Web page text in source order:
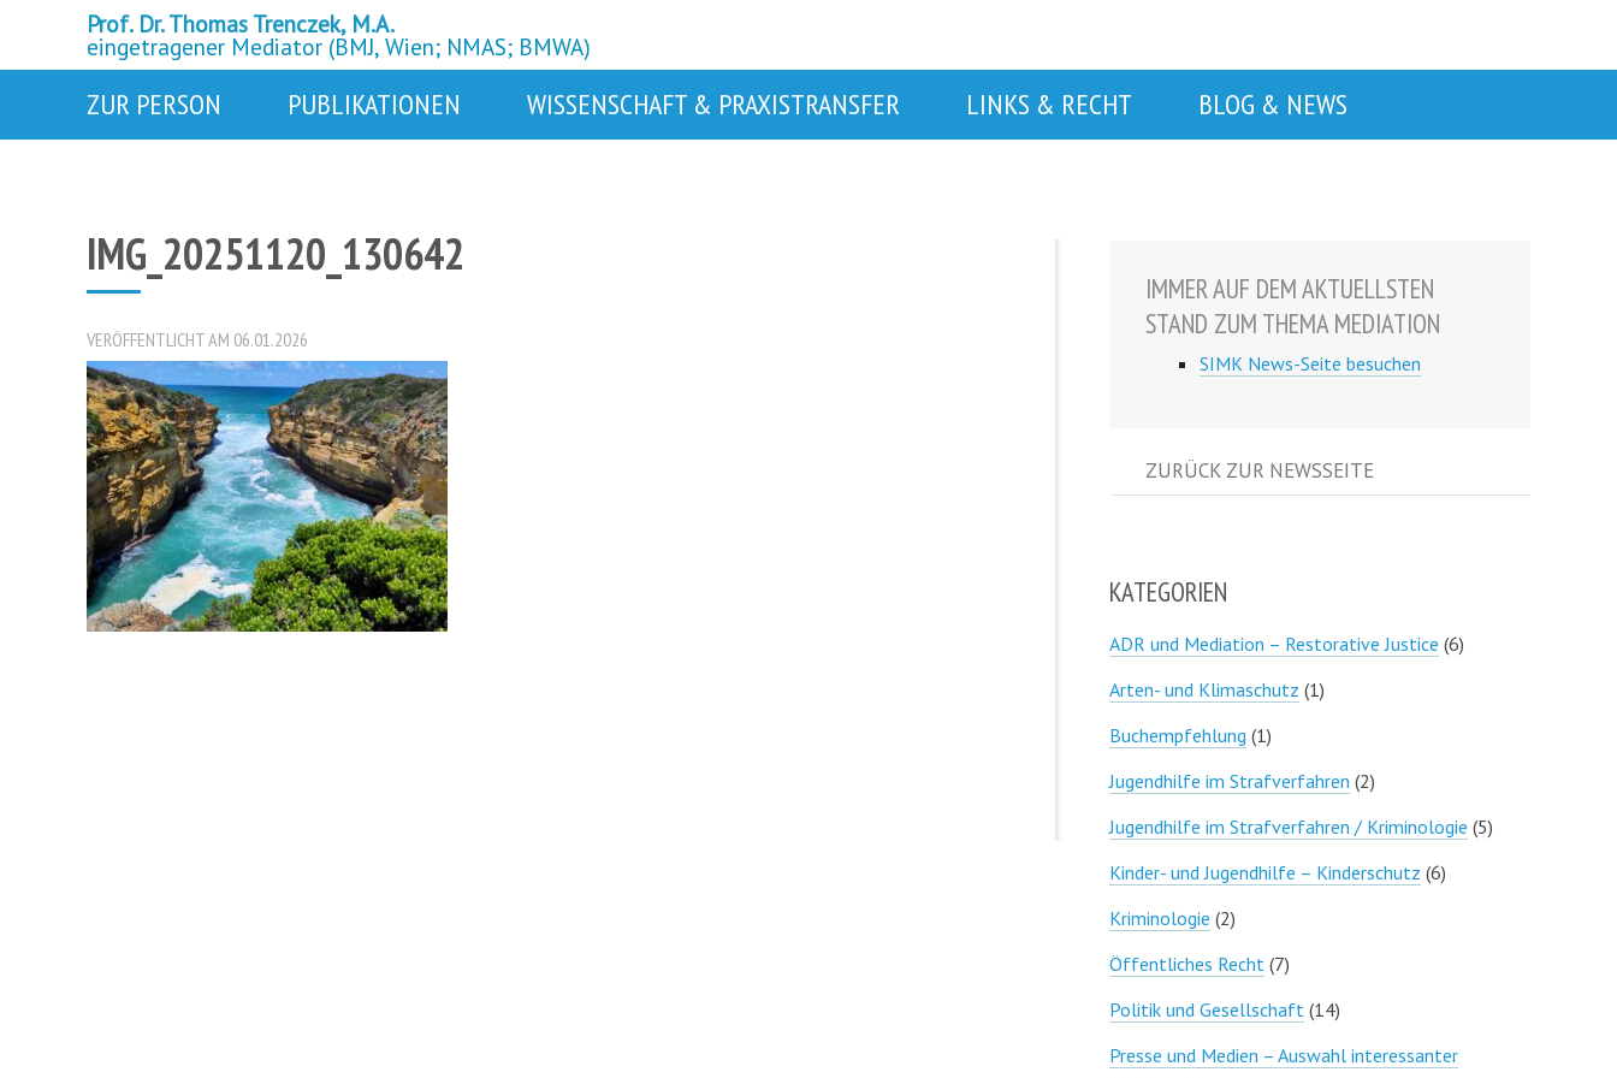
Prof. Dr. Thomas Trenczek, M.A.
eingetragener Mediator (BMJ, Wien; NMAS; BMWA)
ZUR PERSON PUBLIKATIONEN WISSENSCHAFT & PRAXISTRANSFER LINKS & RECHT BLOG & NEWS
IMG_20251120_130642
VERÖFFENTLICHT AM 06.01.2026
IMMER AUF DEM AKTUELLSTEN
STAND ZUM THEMA MEDIATION
SIMK News-Seite besuchen
ZURÜCK ZUR NEWSSEITE
KATEGORIEN
ADR und Mediation – Restorative Justice (6)
Arten- und Klimaschutz (1)
Buchempfehlung (1)
Jugendhilfe im Strafverfahren (2)
Jugendhilfe im Strafverfahren / Kriminologie (5)
Kinder- und Jugendhilfe – Kinderschutz (6)
Kriminologie (2)
Öffentliches Recht (7)
Politik und Gesellschaft (14)
Presse und Medien – Auswahl interessanter